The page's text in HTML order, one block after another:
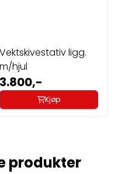
Vektskivestativ ligg.
m/hjul
3.800,-
Kjøp
produkter